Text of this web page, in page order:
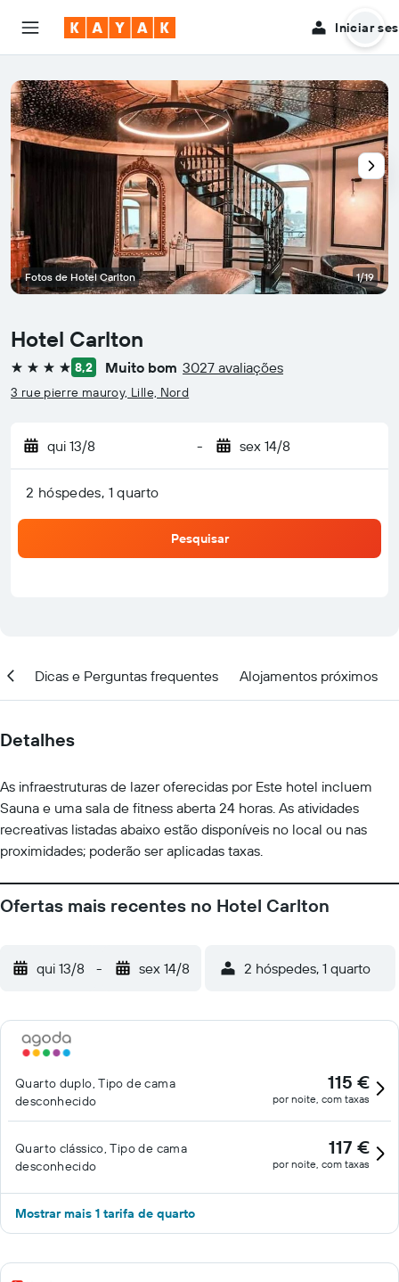
Iniciar
Hotel Carlton
4 estrelas 8,2 Muito bom 3027 avaliações
3 rue pierre mauroy, Lille, Nord
qui 13/8 - sex 14/8
2 hóspedes, 1 quarto
Pesquisar
Fotos de Hotel Carlton 1/19
Dicas e Perguntas frequentes Alojamentos próximos
Detalhes
As infraestruturas de lazer oferecidas por Este hotel incluem
Sauna e uma sala de fitness aberta 24 horas. As atividades
recreativas listadas abaixo estão disponíveis no local ou nas
proximidades; poderão ser aplicadas taxas.
Ofertas mais recentes no Hotel Carlton
qui 13/8 - sex 14/8 2 hóspedes, 1 quarto
Quarto duplo, Tipo de cama
desconhecido
115 €
por noite, com taxas
Quarto clássico, Tipo de cama
desconhecido
117 €
por noite, com taxas
Mostrar mais 1 tarifa de quarto